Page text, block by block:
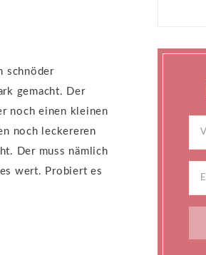
schnöder
gemacht. Der
noch einen kleinen
noch leckereren
Der muss nämlich
wert. Probiert es